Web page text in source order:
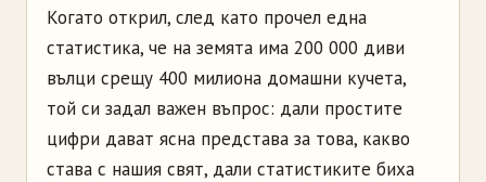
Когато открил, след като прочел една
статистика, че на земята има 200 000 диви
вълци срещу 400 милиона домашни кучета,
той си задал важен въпрос: дали простите
цифри дават ясна представа за това, какво
става с нашия свят, дали статистиките биха